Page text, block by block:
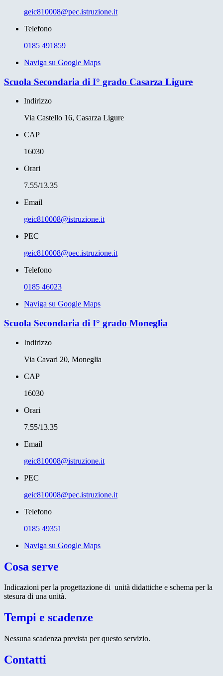
geic810008@pec.istruzione.it
Telefono
0185 491859
Naviga su Google Maps
Scuola Secondaria di I° grado Casarza Ligure
Indirizzo
Via Castello 16, Casarza Ligure
CAP
16030
Orari
7.55/13.35
Email
geic810008@istruzione.it
PEC
geic810008@pec.istruzione.it
Telefono
0185 46023
Naviga su Google Maps
Scuola Secondaria di I° grado Moneglia
Indirizzo
Via Cavari 20, Moneglia
CAP
16030
Orari
7.55/13.35
Email
geic810008@istruzione.it
PEC
geic810008@pec.istruzione.it
Telefono
0185 49351
Naviga su Google Maps
Cosa serve
Indicazioni per la progettazione di unità didattiche e schema per la
stesura di una unità.
Tempi e scadenze
Nessuna scadenza prevista per questo servizio.
Contatti